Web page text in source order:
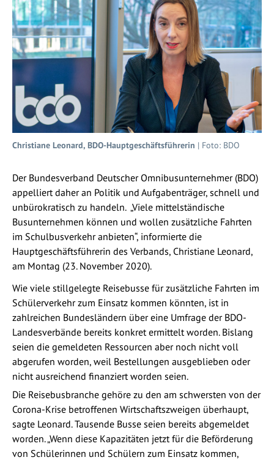
Christiane Leonard, BDO-Hauptgeschäftsführerin | Foto: BDO
Der Bundesverband Deutscher Omnibusunternehmer (BDO)
appelliert daher an Politik und Aufgabenträger, schnell und
unbürokratisch zu handeln. „Viele mittelständische
Busunternehmen können und wollen zusätzliche Fahrten
im Schulbusverkehr anbieten“, informierte die
Hauptgeschäftsführerin des Verbands, Christiane Leonard,
am Montag (23. November 2020).
Wie viele stillgelegte Reisebusse für zusätzliche Fahrten im
Schülerverkehr zum Einsatz kommen könnten, ist in
zahlreichen Bundesländern über eine Umfrage der BDO-
Landesverbände bereits konkret ermittelt worden. Bislang
seien die gemeldeten Ressourcen aber noch nicht voll
abgerufen worden, weil Bestellungen ausgeblieben oder
nicht ausreichend finanziert worden seien.
Die Reisebusbranche gehöre zu den am schwersten von der
Corona-Krise betroffenen Wirtschaftszweigen überhaupt,
sagte Leonard. Tausende Busse seien bereits abgemeldet
worden. „Wenn diese Kapazitäten jetzt für die Beförderung
von Schülerinnen und Schülern zum Einsatz kommen,